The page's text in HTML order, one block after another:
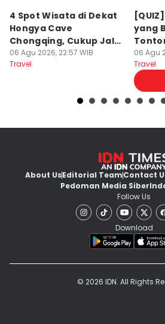
4 Spot Wisata di Dekat
Hongya Cave
Chongqing, Cukup Jalan
Kaki!
06 Agu 2026, 22:57 WIB
Travel
yang
2026
06 Agu
Travel
About UsEditorial TeamContact
Pedoman Media Siber
Follow Us
Download
© 2026 IDN. All Rights